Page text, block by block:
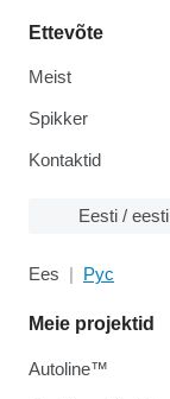
Ettevõte
Meist
Spikker
Kontaktid
Eesti / eesti
Ees Рус
Meie projektid
Autoline™